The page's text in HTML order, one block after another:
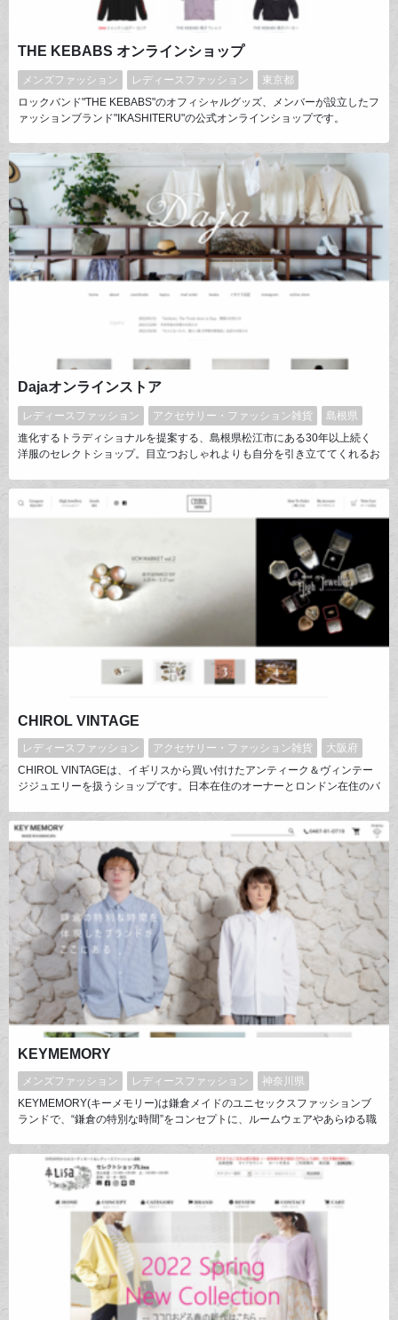
THE KEBABS オンラインショップ
メンズファッション レディースファッション
東京都
ロックバンド"THE KEBABS"のオフィシャルグッズ、メンバーが設立したフ
ァッションブランド"IKASHITERU"の公式オンラインショップです。
Dajaオンラインストア
レディースファッション アクセサリー・ファッション雑貨
島根県
進化するトラディショナルを提案する、島根県松江市にある30年以上続く
洋服のセレクトショップ。目立つおしゃれよりも自分を引き立ててくれるお
ダード」なアイテムを作るべく、メーカーとの別注に力を入れています。こ
だわりぬいた商品は世代を超え、全国のお客様に支持されています。
CHIROL VINTAGE
レディースファッション アクセサリー・ファッション雑貨
大阪府
CHIROL VINTAGEは、イギリスから買い付けたアンティーク＆ヴィンテー
ジジュエリーを扱うショップです。日本在住のオーナーとロンドン在住のバ
しています。当店では、より多くの人にヴィンテージの魅力を知ってもらう
べく、入りやすい価格帯から本物志向のアンティークジュエリーまで取り揃
え、多くの人に知れ渡ることを志しています。
KEYMEMORY
メンズファッション レディースファッション
神奈川県
KEYMEMORY(キーメモリー)は鎌倉メイドのユニセックスファッションブ
ランドで、“鎌倉の特別な時間”をコンセプトに、ルームウェアやあらゆる職
（MEMORY）」の「キー（KEY）」になることこそが、KEY MEMORYの
存在意義です。